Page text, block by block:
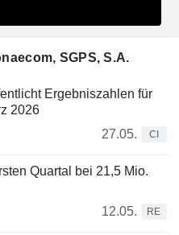
SGPS, S.A.
Ergebniszahlen für
2026
27.05.
CI
Quartal bei 21,5 Mio.
12.05.
RE